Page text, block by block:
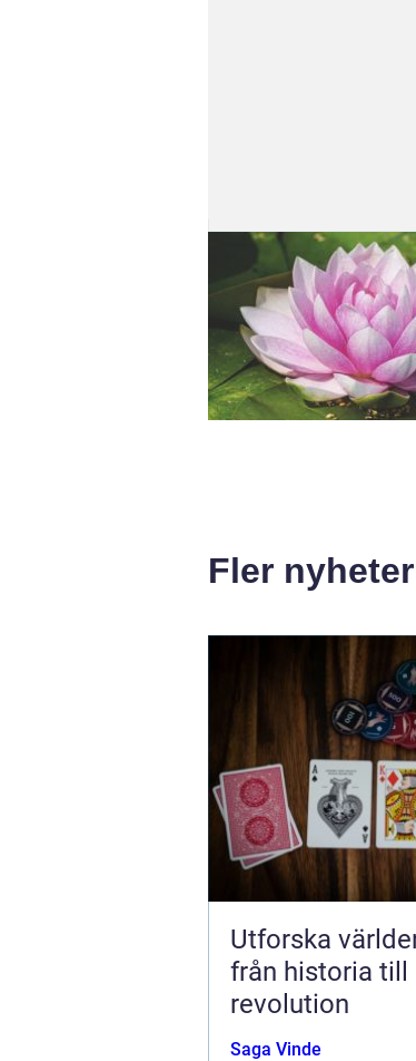
Fler nyheter
Utforska
från historia till
revolution
Saga Vinde